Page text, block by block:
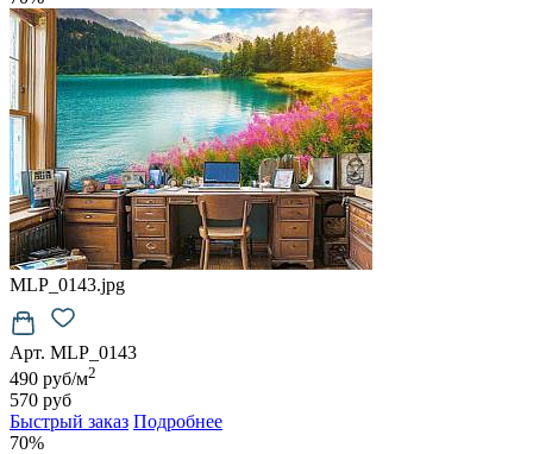
MLP_0143.jpg
Арт. MLP_0143
490 руб/м2
570 руб
Быстрый заказ Подробнее
70%